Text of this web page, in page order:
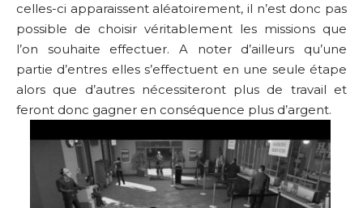
celles-ci apparaissent aléatoirement, il n’est donc pas
possible de choisir véritablement les missions que
l’on souhaite effectuer. A noter d’ailleurs qu’une
partie d’entres elles s’effectuent en une seule étape
alors que d’autres nécessiteront plus de travail et
feront donc gagner en conséquence plus d’argent.